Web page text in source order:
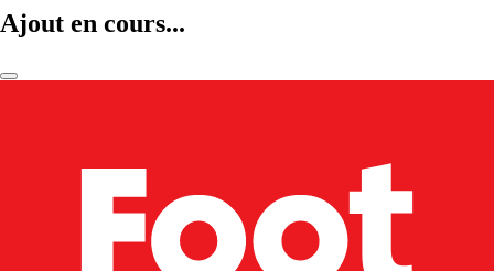
Ajout en cours...